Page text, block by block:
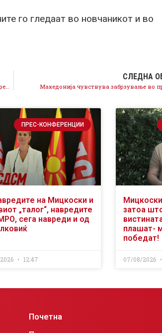
го гледаат во новчаникот и во
Во време на СДСМ 30 милијарди за субвенции, во време на ВМРО само 15 милијарди – Мицкоски повторно лаже
СЛЕДНА
Македонија чувствувa забрзување во
ПРЕС-КОНФЕРЕНЦИИ
на Мицкоски и
„талог“, навредите
сега навреди и од
12:47
затоа
плашат-
победат!
07/08/2026
Почетна